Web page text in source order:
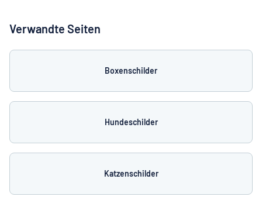
Verwandte Seiten
Boxenschilder
Hundeschilder
Katzenschilder